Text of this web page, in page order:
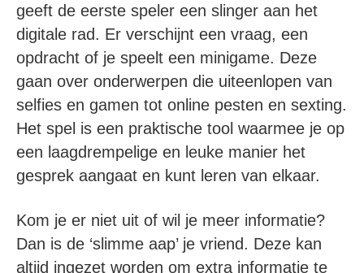
geeft de eerste speler een slinger aan het
digitale rad. Er verschijnt een vraag, een
opdracht of je speelt een minigame. Deze
gaan over onderwerpen die uiteenlopen van
selfies en gamen tot online pesten en sexting.
Het spel is een praktische tool waarmee je op
een laagdrempelige en leuke manier het
gesprek aangaat en kunt leren van elkaar.
Kom je er niet uit of wil je meer informatie?
Dan is de ‘slimme aap’ je vriend. Deze kan
altijd ingezet worden om extra informatie te